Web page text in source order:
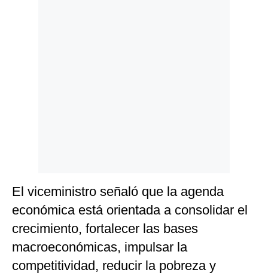
El viceministro señaló que la agenda
económica está orientada a consolidar el
crecimiento, fortalecer las bases
macroeconómicas, impulsar la
competitividad, reducir la pobreza y